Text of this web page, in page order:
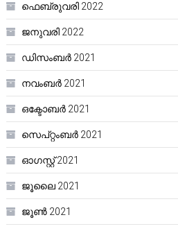
ഫെബ്രുവരി 2022
ജനുവരി 2022
ഡിസംബർ 2021
നവംബർ 2021
ഒക്ടോബർ 2021
സെപ്റ്റംബർ 2021
ഓഗസ്റ്റ്‌ 2021
ജൂലൈ 2021
ജൂൺ 2021